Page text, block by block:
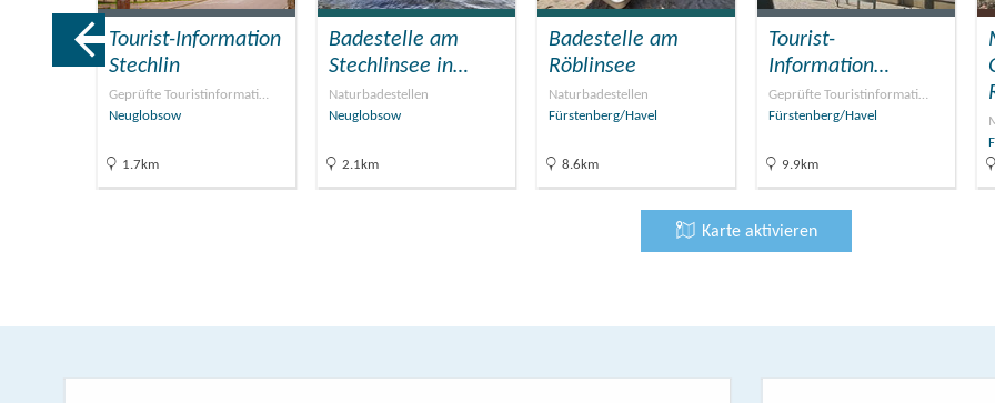
Tourist-Information
Stechlin
Geprüfte Touristinformati…
Neuglobsow
1.7km
Badestelle am
Stechlinsee in…
Naturbadestellen
Neuglobsow
2.1km
Badestelle am
Röblinsee
Naturbadestellen
Fürstenberg/Havel
8.6km
Tourist-
Information…
Geprüfte Touristinformati…
Fürstenberg/Havel
9.9km
Karte aktivieren